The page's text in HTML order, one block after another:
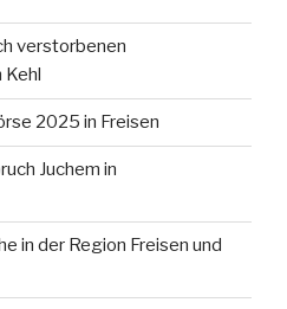
verstorbenen
Kehl
2025 in Freisen
Juchem in
in der Region Freisen und